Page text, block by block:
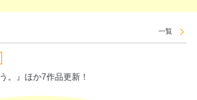
。』ほか7作品更新！
一覧